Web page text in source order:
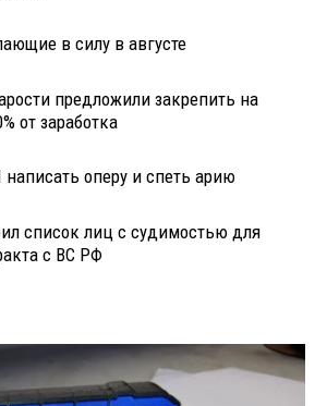
в силу в августе
предложили закрепить на
от заработка
оперу и спеть арию
список лиц с судимостью для
с ВС РФ